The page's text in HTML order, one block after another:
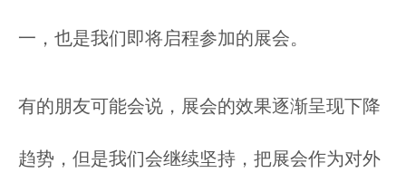
一，也是我们即将启程参加的展会。
有的朋友可能会说，展会的效果逐渐呈现下降
趋势，但是我们会继续坚持，把展会作为对外